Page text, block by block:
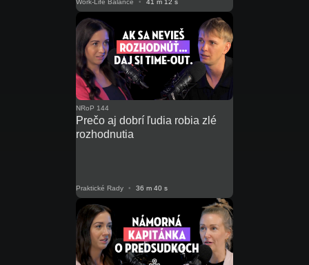
Work-Life Balance • 41 m 12 s
NRoP 144
Prečo aj dobrí ľudia robia zlé
rozhodnutia
Praktické Rady • 36 m 40 s